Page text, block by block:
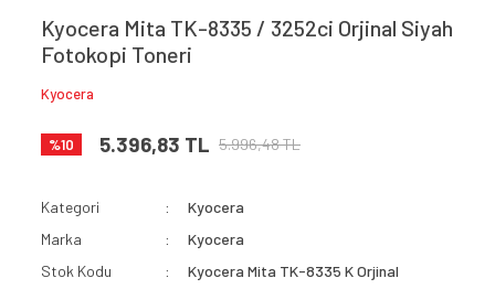
Kyocera Mita TK-8335 / 3252ci Orjinal Siyah
Fotokopi Toneri
Kyocera
%10 5.396,83 TL 5.996,48 TL
Kategori
Kyocera
Marka
Kyocera
Stok Kodu
Kyocera Mita TK-8335 K Orjinal